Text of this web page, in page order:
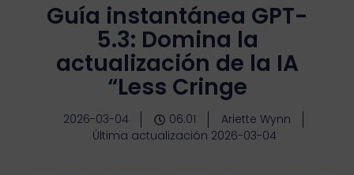
Guía instantánea GPT-
5.3: Domina la
actualización de la IA
“Less Cringe
2026-03-04 06:01
Ariette Wynn
Última actualización 2026-03-04